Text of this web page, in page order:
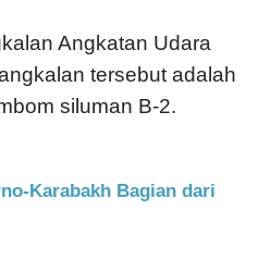
Angkatan Udara
tersebut adalah
siluman B-2.
Karabakh Bagian dari